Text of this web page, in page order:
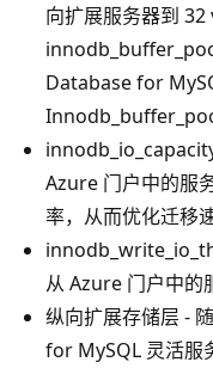
向扩展服务器到
Database for
Azure 门户中的服
率，从而优化迁移速
从 Azure 门户中的
纵向扩展存储层 -
for MySQL 灵活服